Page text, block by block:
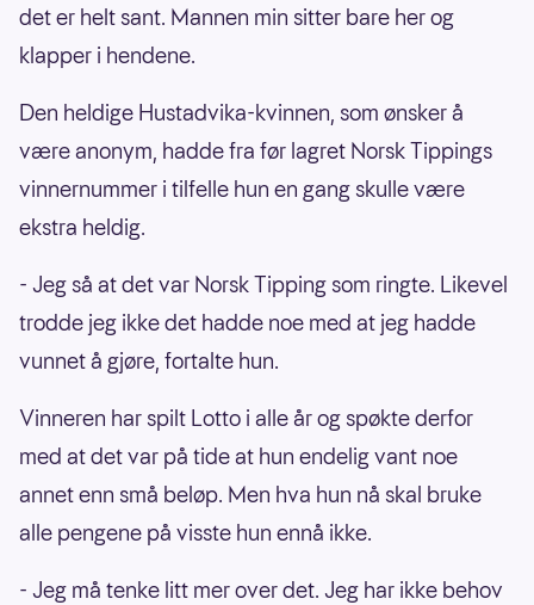
det er helt sant. Mannen min sitter bare her og
klapper i hendene.
Den heldige Hustadvika-kvinnen, som ønsker å
være anonym, hadde fra før lagret Norsk Tippings
vinnernummer i tilfelle hun en gang skulle være
ekstra heldig.
- Jeg så at det var Norsk Tipping som ringte. Likevel
trodde jeg ikke det hadde noe med at jeg hadde
vunnet å gjøre, fortalte hun.
Vinneren har spilt Lotto i alle år og spøkte derfor
med at det var på tide at hun endelig vant noe
annet enn små beløp. Men hva hun nå skal bruke
alle pengene på visste hun ennå ikke.
- Jeg må tenke litt mer over det. Jeg har ikke behov